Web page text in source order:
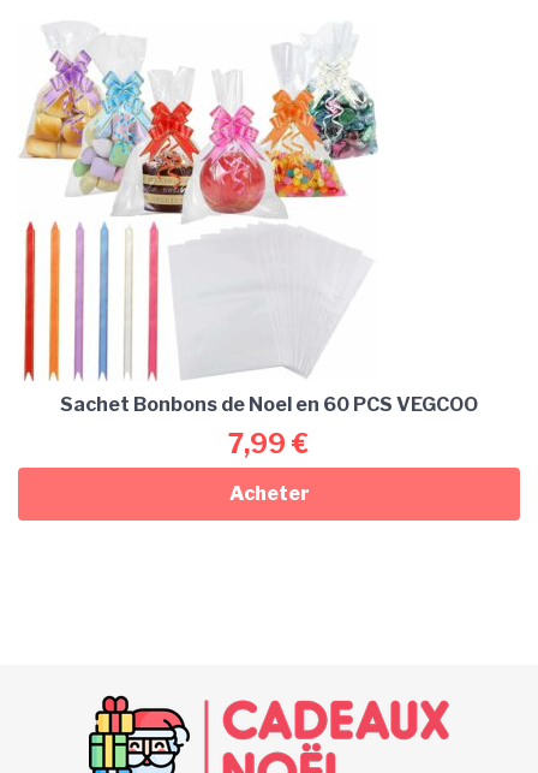
Sachet Bonbons de Noel en 60 PCS VEGCOO
7,99 €
Acheter